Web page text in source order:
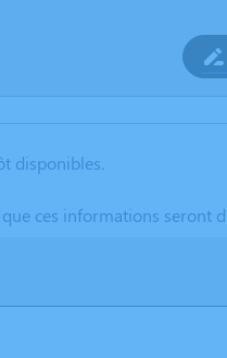
disponibles.
ces informations seront